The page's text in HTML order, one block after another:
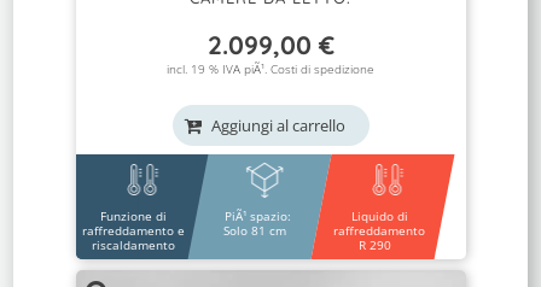
2.099,00 €
incl. 19 % IVA piÃ¹. Costi di spedizione
Aggiungi al carrello
Funzione di
raffreddamento e
riscaldamento
PiÃ¹ spazio:
Solo 81 cm
Liquido di
raffreddamento
R 290